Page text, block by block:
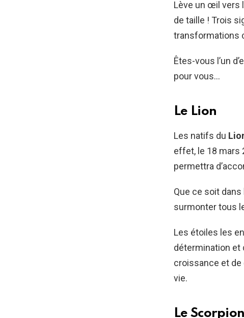
Lève un œil vers
de taille ! Trois
transformations
Êtes-vous l’un
pour vous…
Le Lion
Les natifs du
effet, le 18 mars
permettra
Que ce soit
surmonter tous
Les étoiles les
détermination et
croissance et de
vie.
Le Scorpion